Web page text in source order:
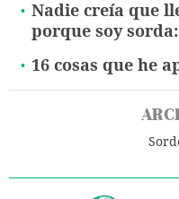
Nadie creía que
porque soy
16 cosas que he